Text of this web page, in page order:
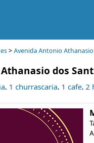
> Avenida Antonio
dos
. 1 churrascaria. 1 cafe. 2